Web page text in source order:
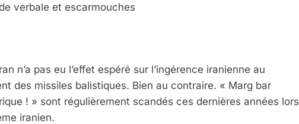
verbale et escarmouches
n’a pas eu l’effet espéré sur l’ingérence iranienne au
des missiles balistiques. Bien au contraire. « Marg bar
! » sont régulièrement scandés ces dernières années lors
iranien.